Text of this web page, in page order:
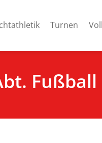
Turnen
Fußball